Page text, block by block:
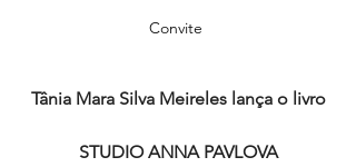
Convite
Tânia Mara Silva Meireles lança o livro
STUDIO ANNA PAVLOVA